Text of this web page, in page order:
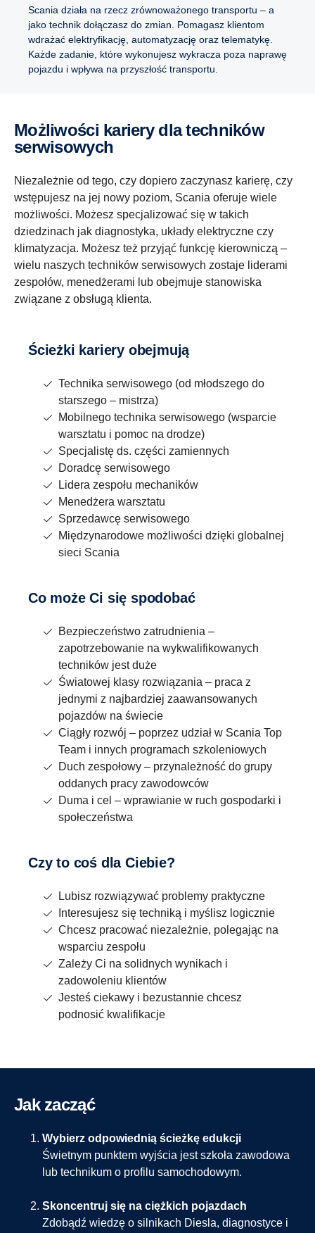
Scania działa na rzecz zrównoważonego transportu – a
jako technik dołączasz do zmian. Pomagasz klientom
wdrażać elektryfikację, automatyzację oraz telematykę.
Każde zadanie, które wykonujesz wykracza poza naprawę
pojazdu i wpływa na przyszłość transportu.
Możliwości kariery dla techników
serwisowych
Niezależnie od tego, czy dopiero zaczynasz karierę, czy
wstępujesz na jej nowy poziom, Scania oferuje wiele
możliwości. Możesz specjalizować się w takich
dziedzinach jak diagnostyka, układy elektryczne czy
klimatyzacja. Możesz też przyjąć funkcję kierowniczą –
wielu naszych techników serwisowych zostaje liderami
zespołów, menedżerami lub obejmuje stanowiska
związane z obsługą klienta.
Ścieżki kariery obejmują
Technika serwisowego (od młodszego do
starszego – mistrza)
Mobilnego technika serwisowego (wsparcie
warsztatu i pomoc na drodze)
Specjalistę ds. części zamiennych
Doradcę serwisowego
Lidera zespołu mechaników
Menedżera warsztatu
Sprzedawcę serwisowego
Międzynarodowe możliwości dzięki globalnej
sieci Scania
Co może Ci się spodobać
Bezpieczeństwo zatrudnienia –
zapotrzebowanie na wykwalifikowanych
techników jest duże
Światowej klasy rozwiązania – praca z
jednymi z najbardziej zaawansowanych
pojazdów na świecie
Ciągły rozwój – poprzez udział w Scania Top
Team i innych programach szkoleniowych
Duch zespołowy – przynależność do grupy
oddanych pracy zawodowców
Duma i cel – wprawianie w ruch gospodarki i
społeczeństwa
Czy to coś dla Ciebie?
Lubisz rozwiązywać problemy praktyczne
Interesujesz się techniką i myślisz logicznie
Chcesz pracować niezależnie, polegając na
wsparciu zespołu
Zależy Ci na solidnych wynikach i
zadowoleniu klientów
Jesteś ciekawy i bezustannie chcesz
podnosić kwalifikacje
Jak zacząć
Wybierz odpowiednią ścieżkę edukcji
Świetnym punktem wyjścia jest szkoła zawodowa
lub technikum o profilu samochodowym.
Skoncentruj się na ciężkich pojazdach
Zdobądź wiedzę o silnikach Diesla, diagnostyce i